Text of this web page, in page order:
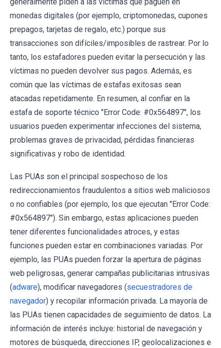
monedas digitales (por ejemplo, criptomonedas, cupones
prepagos, tarjetas de regalo, etc.) porque sus
transacciones son difíciles/imposibles de rastrear. Por lo
tanto, los estafadores pueden evitar la persecución y las
víctimas no pueden devolver sus pagos. Además, es
común que las víctimas de estafas exitosas sean
atacadas repetidamente. En resumen, al confiar en la
estafa de soporte técnico "Error Code: #0x564897", los
usuarios pueden experimentar infecciones del sistema,
problemas graves de privacidad, pérdidas financieras
significativas y robo de identidad.
Las PUAs son el principal sospechoso de los
redireccionamientos fraudulentos a sitios web maliciosos
o no confiables (por ejemplo, los que ejecutan "Error Code:
#0x564897"). Sin embargo, estas aplicaciones pueden
tener diferentes funcionalidades atroces, y estas
funciones pueden estar en combinaciones variadas. Por
ejemplo, las PUAs pueden forzar la apertura de páginas
web peligrosas, generar campañas publicitarias intrusivas
(adware), modificar navegadores (secuestradores de
navegador) y recopilar información privada. La mayoría de
las PUAs tienen capacidades de seguimiento de datos. La
información de interés incluye: historial de navegación y
motores de búsqueda, direcciones IP, geolocalizaciones e